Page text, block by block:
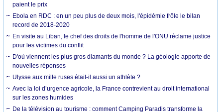
paient le prix
Ebola en RDC : en un peu plus de deux mois, l'épidémie frôle le bilan
record de 2018-2020
En visite au Liban, le chef des droits de l'homme de l'ONU réclame justice
pour les victimes du conflit
D'où viennent les plus gros diamants du monde ? La géologie apporte de
nouvelles réponses
Ulysse aux mille ruses était-il aussi un athlète ?
Avec la loi d’urgence agricole, la France contrevient au droit international
sur les zones humides
De la télévision au tourisme : comment Camping Paradis transforme la